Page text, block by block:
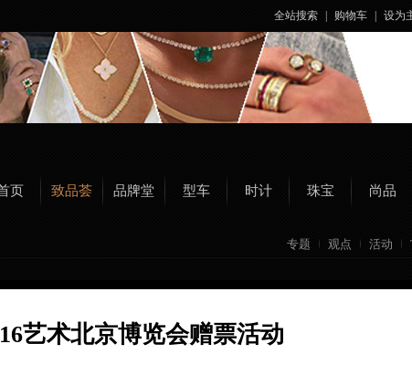
全站搜索 购物车 设为
页 致品荟 品牌堂 型车 时计 珠宝 尚品
专题 观点 活动
艺术北京博览会赠票活动